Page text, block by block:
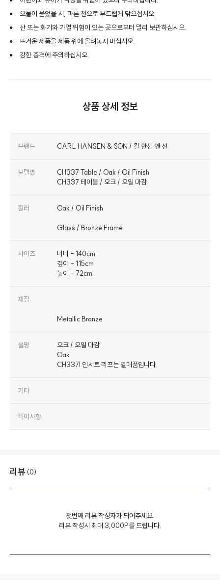
오물이 묻었을 시, 마른 천으로 부드럽게 닦으십시오.
산 또는 화기와 가열 위험이 있는 곳으로부터 멀리 보관하십시오.
뜨거운 제품을 제품 위에 올려놓지 마십시오.
강한 충격에 주의하십시오.
상품 상세 정보
브랜드 CARL HANSEN & SON / 칼 한센 앤 선
모델명
CH337 Table / Oak / Oil Finish
CH337 테이블 / 오크 / 오일 마감
컬러 Oak / Oil Finish
사이즈
너비 - 140cm
깊이 - 115cm
높이 - 72cm
재질
설명
오크 / 오일 마감
Oak
CH337I 인서트 리프는 별매품입니다.
기타
특이사항
리뷰 (0)
첫번째 리뷰 작성자가 되어주세요.
리뷰 작성시 최대 3,000P를 드립니다.